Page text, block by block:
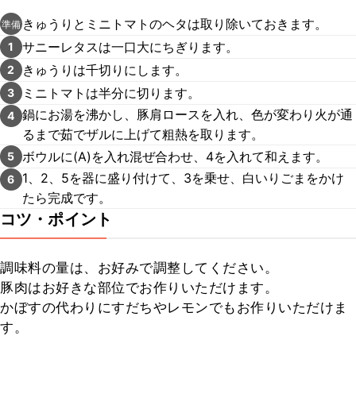
準備 きゅうりとミニトマトのヘタは取り除いておきます。
1 サニーレタスは一口大にちぎります。
2 きゅうりは千切りにします。
3 ミニトマトは半分に切ります。
4 鍋にお湯を沸かし、豚肩ロースを入れ、色が変わり火が通
るまで茹でザルに上げて粗熱を取ります。
5 ボウルに(A)を入れ混ぜ合わせ、4を入れて和えます。
6
1、2、5を器に盛り付けて、3を乗せ、白いりごまをかけ
たら完成です。
コツ・ポイント
調味料の量は、お好みで調整してください。
豚肉はお好きな部位でお作りいただけます。
かぼすの代わりにすだちやレモンでもお作りいただけま
す。